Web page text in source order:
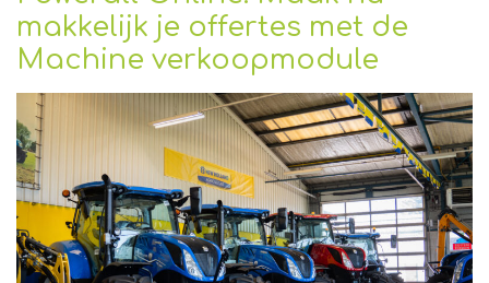
makkelijk je offertes met de
Machine verkoopmodule